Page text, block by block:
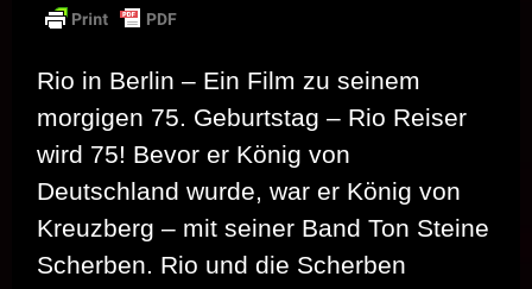
Rio in Berlin – Ein Film zu seinem
morgigen 75. Geburtstag – Rio Reiser
wird 75! Bevor er König von
Deutschland wurde, war er König von
Kreuzberg – mit seiner Band Ton Steine
Scherben. Rio und die Scherben